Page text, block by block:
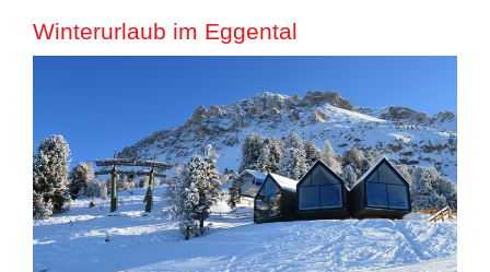
Winterurlaub im Eggental